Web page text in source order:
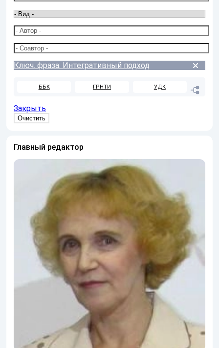
Ключ. фраза: Интегративный подход
ББК ГРНТИ УДК
Закрыть
Главный редактор